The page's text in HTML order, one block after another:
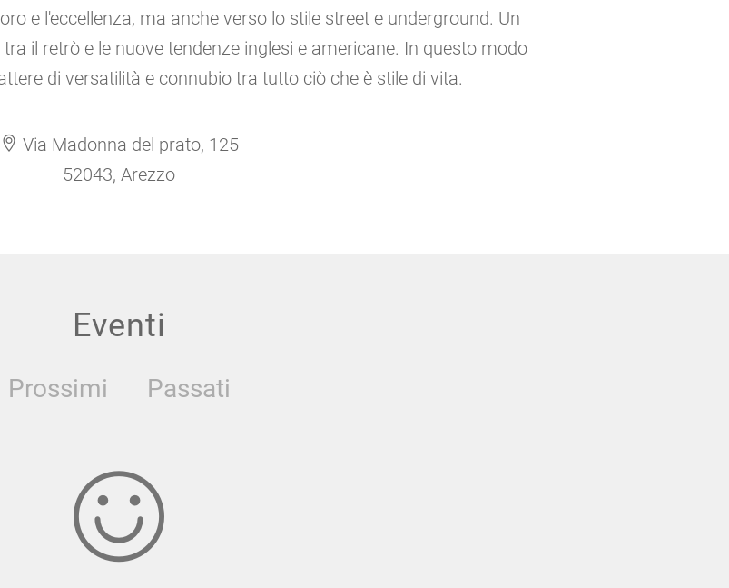
e l'eccellenza, ma anche verso lo stile street e underground. Un
il retrò e le nuove tendenze inglesi e americane. In questo modo
di versatilità e connubio tra tutto ciò che è stile di vita.
Via Madonna del prato, 125
52043, Arezzo
Eventi
Prossimi Passati